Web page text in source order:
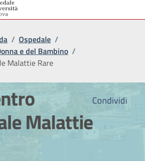
/ Ospedale /
e del Bambino /
Malattie Rare
Condividi
Malattie